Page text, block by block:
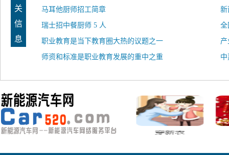
关
信
息
马耳他厨师招工简章 新
瑞士招中餐厨师 5 人 全
能
职业教育是当下教育圈大热的议题之一 产
师资和标准是职业教育发展的重中之重